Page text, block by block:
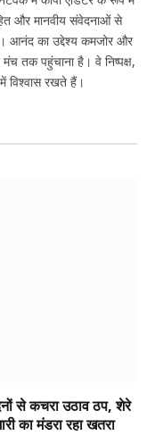
और मानवीय संवेदनाओं से
आनंद का उद्देश्य कमजोर और
तक पहुंचाना है। वे निष्पक्ष,
विश्वास रखते हैं।
से कचरा उठाव ठप, शेरे
का मंडरा रहा खतरा